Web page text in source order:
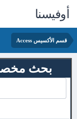
أوفيسنا
قسم الأكسيس Access
بحث